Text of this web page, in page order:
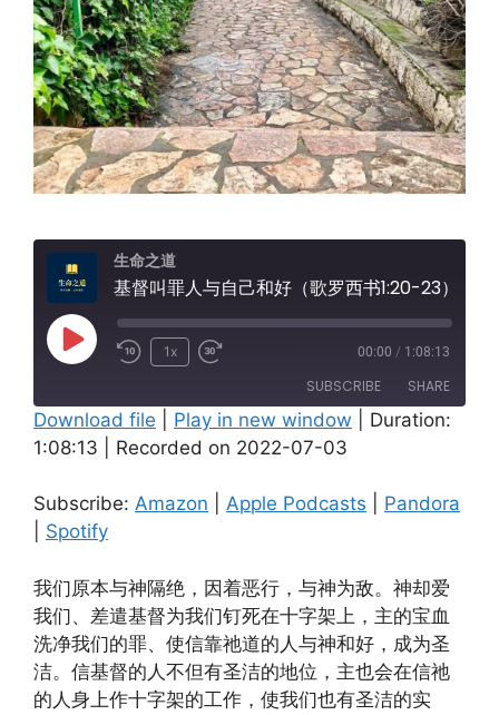
生命之道
基督叫罪人与自己和好（歌罗西书1:20-23）
Play
1x 00:00 / 1:08:13
SUBSCRIBE SHARE
Amazon Apple Podcasts
RSS FEED
SHARE
LINK
EMBED
Download file Play in new window
Duration:
1:08:13
Recorded on 2022-07-03
Subscribe: Amazon Apple Podcasts
Pandora
Spotify
我们原本与神隔绝，因着恶行，与神为敌。神却爱
我们、差遣基督为我们钉死在十字架上，主的宝血
洗净我们的罪、使信靠祂道的人与神和好，成为圣
洁。信基督的人不但有圣洁的地位，主也会在信祂
的人身上作十字架的工作，使我们也有圣洁的实